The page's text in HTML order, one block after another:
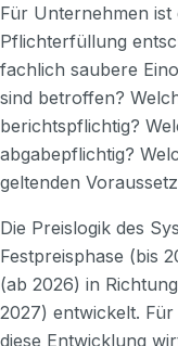
Für Unternehmen
Pflichterfüllung
fachlich saubere
sind betroffen?
berichtspflichtig?
abgabepflichtig?
geltenden
Die Preislogik des
Festpreisphase (bis
(ab 2026) in
2027) entwickelt.
diese Entwicklung